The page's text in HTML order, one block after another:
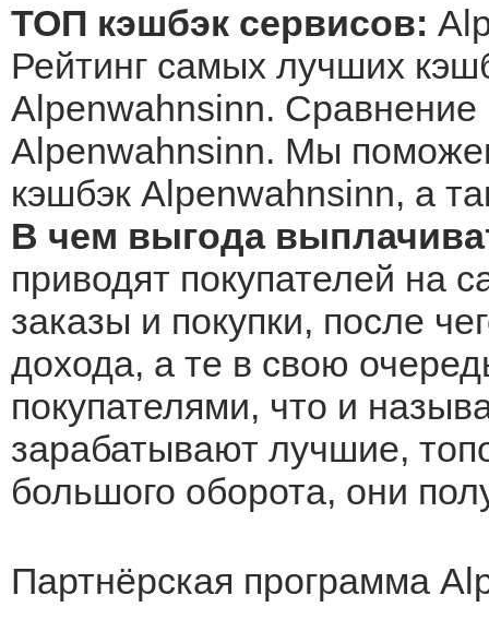
ТОП кэшбэк сервисов:
Рейтинг самых лучших
Alpenwahnsinn. Сравнение
Alpenwahnsinn. Мы
кэшбэк Alpenwahnsinn, а
В чем выгода
приводят покупателей на
заказы и покупки, после
дохода, а те в свою
покупателями, что и
зарабатывают лучшие,
большого оборота, они
Партнёрская программа